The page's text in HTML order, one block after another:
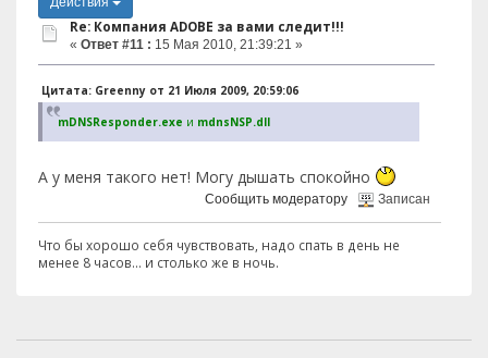
Re: Компания ADOBE за вами следит!!!
« Ответ #11 : 15 Мая 2010, 21:39:21 »
Цитата: Greenny от 21 Июля 2009, 20:59:06
mDNSResponder.exe и mdnsNSP.dll
А у меня такого нет! Могу дышать спокойно
Сообщить модератору Записан
Что бы хорошо себя чувствовать, надо спать в день не
менее 8 часов... и столько же в ночь.